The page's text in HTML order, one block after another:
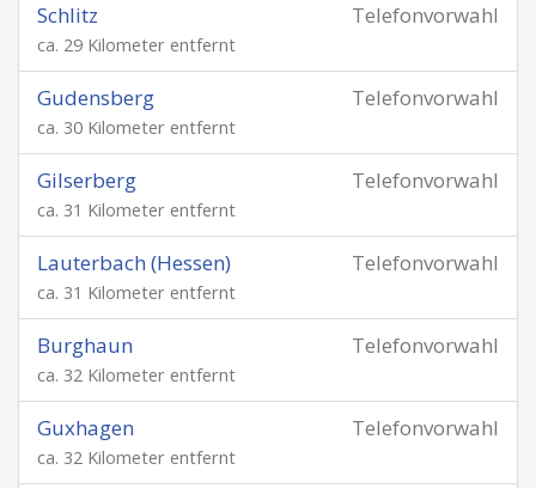
Telefonvorwahl
Schlitz
ca. 29 Kilometer entfernt
Telefonvorwahl
Gudensberg
ca. 30 Kilometer entfernt
Telefonvorwahl
Gilserberg
ca. 31 Kilometer entfernt
Telefonvorwahl
Lauterbach (Hessen)
ca. 31 Kilometer entfernt
Telefonvorwahl
Burghaun
ca. 32 Kilometer entfernt
Telefonvorwahl
Guxhagen
ca. 32 Kilometer entfernt